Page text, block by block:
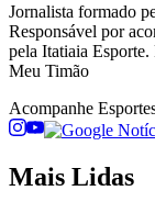
Jornalista formado
Responsável por
pela Itatiaia Esporte.
Meu Timão
Acompanhe
Mais Lidas